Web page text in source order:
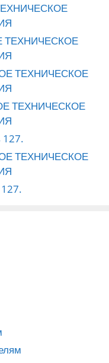
ТЕХНИЧЕСКОЕ
ТЕХНИЧЕСКОЕ
127.
ТЕХНИЧЕСКОЕ